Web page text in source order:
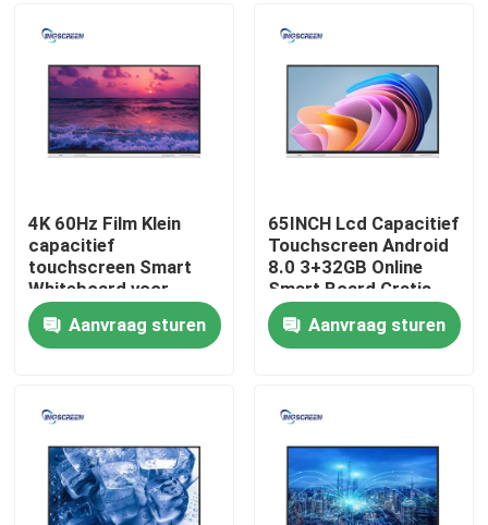
Videos
Over ons
Kwaliteitscontrole
Contacteer ons
Capacitief interactief whiteboard
Allen in Één Interactieve Whiteboard
4K 60Hz Film Klein
capacitief
touchscreen Smart
Whiteboard voor
lesgeven
Aanvraag sturen
65INCH Lcd Capacitief
Touchscreen Android
8.0 3+32GB Online
Smart Board Gratis
Aanvraag sturen